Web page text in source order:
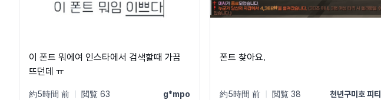
이 폰트 뭐에여 인스타에서 검색할때 가끔
뜨던데 ㅠ
約5時間 前 閲覧 63 g*mpo
폰트 찾아요.
約5時間 前 閲覧 38 천년구미호 피티